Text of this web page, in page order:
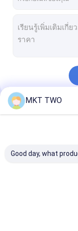
อะไหล่
หมวดหมู่ของเรา
MKT TWO
Good day, what